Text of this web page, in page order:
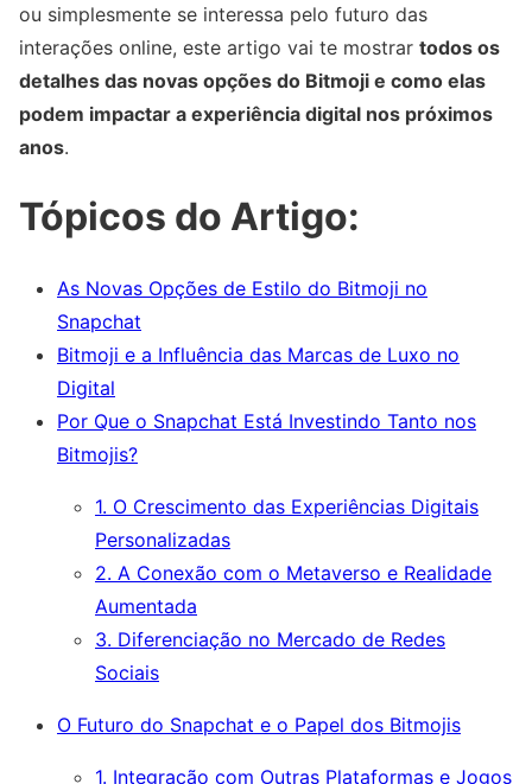
ou simplesmente se interessa pelo futuro das
interações online, este artigo vai te mostrar todos os
detalhes das novas opções do Bitmoji e como elas
podem impactar a experiência digital nos próximos
anos.
Tópicos do Artigo:
As Novas Opções de Estilo do Bitmoji no
Snapchat
Bitmoji e a Influência das Marcas de Luxo no
Digital
Por Que o Snapchat Está Investindo Tanto nos
Bitmojis?
1. O Crescimento das Experiências Digitais
Personalizadas
2. A Conexão com o Metaverso e Realidade
Aumentada
3. Diferenciação no Mercado de Redes
Sociais
O Futuro do Snapchat e o Papel dos Bitmojis
1. Integração com Outras Plataformas e Jogos